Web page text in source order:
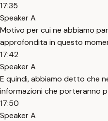
17:35
Speaker A
Motivo per cui ne abbiamo
approfondita in questo
17:42
Speaker A
E quindi, abbiamo detto che
informazioni che porteranno
17:50
Speaker A